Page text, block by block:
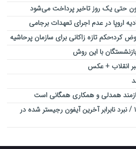
حتی یک روز تاخیر پرداخت می‌شود
اروپا در عدم اجرای تعهدات برجامی
کرد؛حکم تازه زاکانی برای سازمان پرحاشیه
با این روش
انقلاب + عکس
همدلی و همکاری همگانی است
مقایسه آیفون ۱۳ با آیفون ۱۶ / نبرد نابرابر آخرین آیفون رجیستر شده در